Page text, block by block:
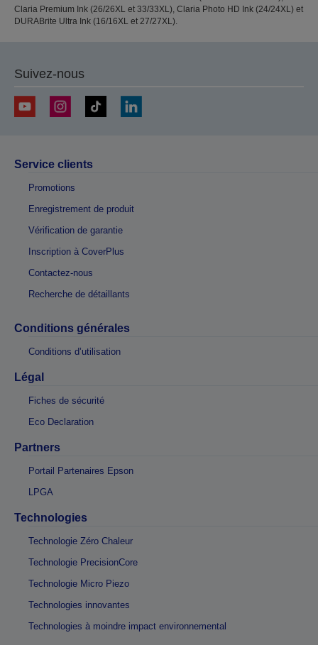
Claria Premium Ink (26/26XL et 33/33XL), Claria Photo HD Ink (24/24XL) et
DURABrite Ultra Ink (16/16XL et 27/27XL).
Suivez-nous
Service clients
Promotions
Enregistrement de produit
Vérification de garantie
Inscription à CoverPlus
Contactez-nous
Recherche de détaillants
Conditions générales
Conditions d’utilisation
Légal
Fiches de sécurité
Eco Declaration
Partners
Portail Partenaires Epson
LPGA
Technologies
Technologie Zéro Chaleur
Technologie PrecisionCore
Technologie Micro Piezo
Technologies innovantes
Technologies à moindre impact environnemental